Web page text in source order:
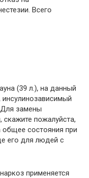
Всего
(39 л.), на данный
инсулинозависимый
замены
скажите пожалуйста,
состояния при
его для людей с
применяется